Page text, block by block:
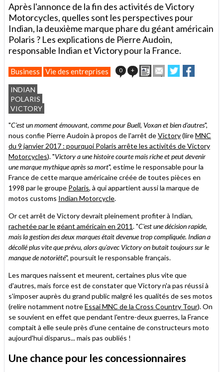
Après l'annonce de la fin des activités de Victory
Motorcycles, quelles sont les perspectives pour
Indian, la deuxième marque phare du géant américain
Polaris ? Les explications de Pierre Audoin,
responsable Indian et Victory pour la France.
Business Vie des entreprises 0 + ImprimerEnvoyer
cet
Partager
sur
sur
INDIAN
POLARIS
VICTORY
"C'est un moment émouvant, comme pour Buell, Voxan et bien d'autres",
nous confie Pierre Audoin à propos de l'arrêt deVictory(lireMNC
du 9 janvier 2017 : pourquoi Polaris arrête les activités de Victory
Motorcycles). "Victory a une histoire courte mais riche et peut devenir
une marque mythique après sa mort", estime le responsable pour la
France de cette marque américaine créée de toutes pièces en
1998 par le groupe Polaris, à qui appartient aussi la marque de
motos customs Indian Motorcycle.
Or cet arrêt de Victory devrait pleinement profiter à Indian,
rachetée par le géant américain en 2011. "C'est une décision rapide,
mais la gestion des deux marques était devenue trop compliquée. Indian a
décollé plus vite que prévu, alors qu'avec Victory on butait toujours sur le
manque de notoriété", poursuit le responsable français.
Les marques naissent et meurent, certaines plus vite que
d'autres, mais force est de constater que Victory n'a pas réussi à
s'imposer auprès du grand public malgré les qualités de ses motos
(relire notamment notreEssai MNC de la Cross Country Tour). On
se souvient en effet que pendant l'entre-deux guerres, la France
comptait à elle seule près d'une centaine de constructeurs moto
aujourd'hui disparus... mais pas oubliés !
Une chance pour les concessionnaires